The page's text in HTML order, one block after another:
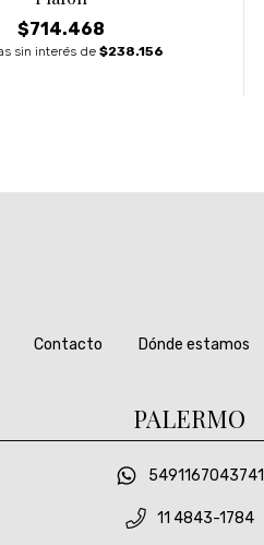
$714.468
sin interés de $238.156
Contacto Dónde estamos
PALERMO
5491167043741
11 4843-1784